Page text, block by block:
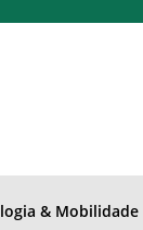
& Mobilidade